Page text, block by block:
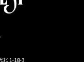
北 1-18-3